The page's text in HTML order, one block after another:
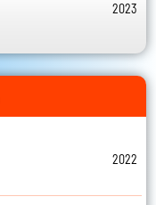
2023
2022